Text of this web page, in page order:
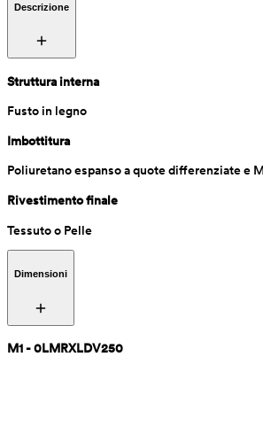
Descrizione
Struttura interna
Fusto in legno
Imbottitura
Poliuretano espanso a quote differenziate e
Rivestimento finale
Tessuto o Pelle
Dimensioni
M1 - 0LMRXLDV250